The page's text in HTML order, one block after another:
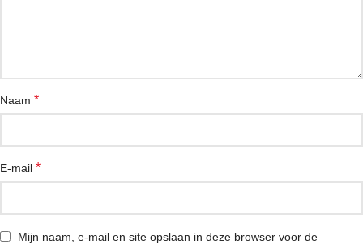
Naam *
E-mail *
Mijn naam, e-mail en site opslaan in deze browser voor de